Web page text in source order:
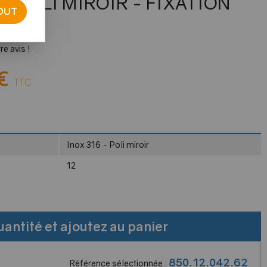
avis !
TTC
Inox 316 - Poli miroir
12
et ajoutez au panier
Référence sélectionnée : 850.12.042.62